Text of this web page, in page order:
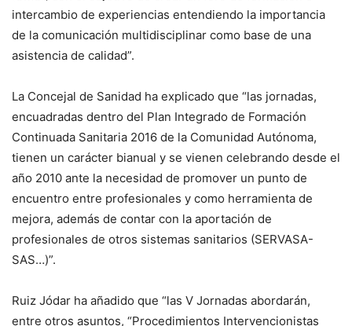
intercambio de experiencias entendiendo la importancia
de la comunicación multidisciplinar como base de una
asistencia de calidad”.
La Concejal de Sanidad ha explicado que “las jornadas,
encuadradas dentro del Plan Integrado de Formación
Continuada Sanitaria 2016 de la Comunidad Autónoma,
tienen un carácter bianual y se vienen celebrando desde el
año 2010 ante la necesidad de promover un punto de
encuentro entre profesionales y como herramienta de
mejora, además de contar con la aportación de
profesionales de otros sistemas sanitarios (SERVASA-
SAS…)”.
Ruiz Jódar ha añadido que “las V Jornadas abordarán,
entre otros asuntos, “Procedimientos Intervencionistas